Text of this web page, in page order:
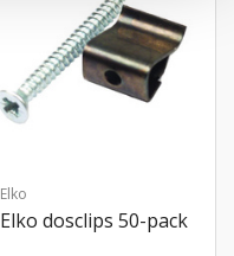
Elko
Elko dosclips 50-pack